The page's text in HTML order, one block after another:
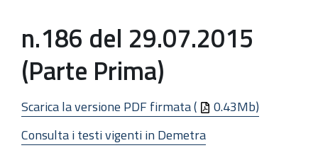
n.186 del 29.07.2015
(Parte Prima)
Scarica la versione PDF firmata (
0.43Mb)
Consulta i testi vigenti in Demetra